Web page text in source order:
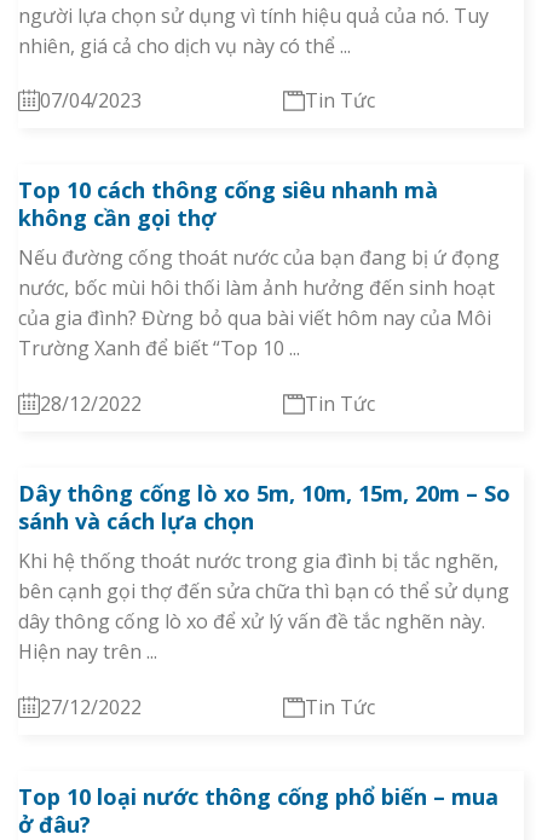
người lựa chọn sử dụng vì tính hiệu quả của nó. Tuy
nhiên, giá cả cho dịch vụ này có thể ...
07/04/2023 Tin Tức
Top 10 cách thông cống siêu nhanh mà
không cần gọi thợ
Nếu đường cống thoát nước của bạn đang bị ứ đọng
nước, bốc mùi hôi thối làm ảnh hưởng đến sinh hoạt
của gia đình? Đừng bỏ qua bài viết hôm nay của Môi
Trường Xanh để biết “Top 10 ...
28/12/2022 Tin Tức
Dây thông cống lò xo 5m, 10m, 15m, 20m – So
sánh và cách lựa chọn
Khi hệ thống thoát nước trong gia đình bị tắc nghẽn,
bên cạnh gọi thợ đến sửa chữa thì bạn có thể sử dụng
dây thông cống lò xo để xử lý vấn đề tắc nghẽn này.
Hiện nay trên ...
27/12/2022 Tin Tức
Top 10 loại nước thông cống phổ biến – mua
ở đâu?